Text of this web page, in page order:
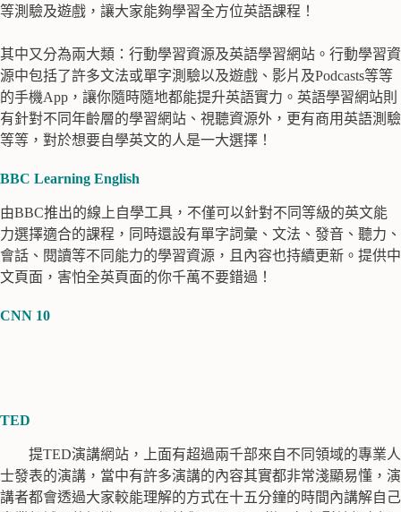
等測驗及遊戲，讓大家能夠學習全方位英語課程！
其中又分為兩大類：行動學習資源及英語學習網站。行動學習資
源中包括了許多文法或單字測驗以及遊戲、影片及Podcasts等等
的手機App ，讓你隨時隨地都能提升英語實力。英語學習網站則
有針對不同年齡層的學習網站、視聽資源外，更有商用英語測驗
等等，對於想要自學英文的人是一大選擇 ！
BBC Learning English
由BBC推出的線上自學工具，不僅可以針對不同等級的英文能
力選擇適合的課程，同時還設有單字詞彙、文法、發音、聽力、
會話、閱讀等不同能力的學習資源，且內容也持續更新。提供中
文頁面，害怕全英頁面的你千萬不要錯過！
CNN 10
TED
提TED演講網站，上面有超過兩千部來自不同領域的專業人
士發表的演講，當中有許多演講的內容其實都非常淺顯易懂，演
講者都會透過大家較能理解的方式在十五分鐘的時間內講解自己